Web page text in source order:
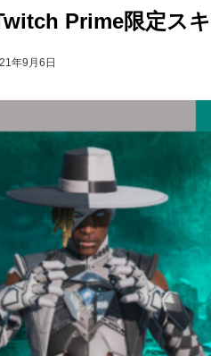
Prime限定ス
年9月6日